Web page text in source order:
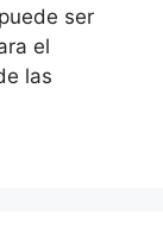
ser
el
las